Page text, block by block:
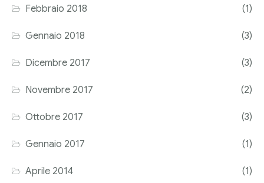
Febbraio 2018 (1)
Gennaio 2018 (3)
Dicembre 2017 (3)
Novembre 2017 (2)
Ottobre 2017 (3)
Gennaio 2017 (1)
Aprile 2014 (1)